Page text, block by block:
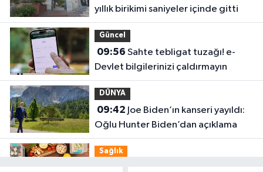
yıllık birikimi saniyeler içinde gitti
Güncel
09:56
Devlet bilgilerinizi çaldırmayın
DÜNYA
09:42
Oğlu Hunter Biden’dan açıklama
Sağlık